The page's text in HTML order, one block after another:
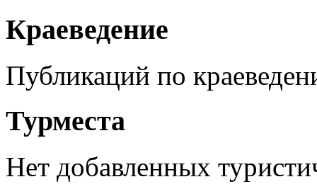
Краеведение
Публикаций по
Турместа
Нет добавленных